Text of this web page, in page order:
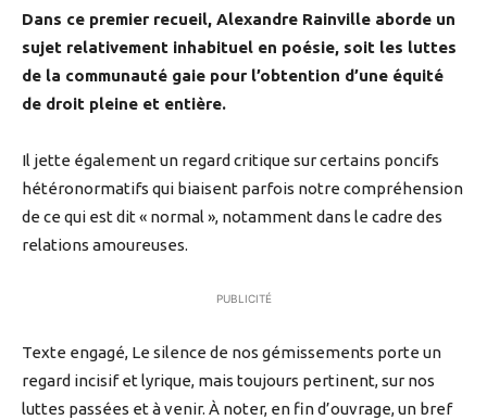
Dans ce premier recueil, Alexandre Rainville aborde un
sujet relativement inhabituel en poésie, soit les luttes
de la communauté gaie pour l’obtention d’une équité
de droit pleine et entière.
Il jette également un regard critique sur certains poncifs
hétéronormatifs qui biaisent parfois notre compréhension
de ce qui est dit « normal », notamment dans le cadre des
relations amoureuses.
PUBLICITÉ
Texte engagé, Le silence de nos gémissements porte un
regard incisif et lyrique, mais toujours pertinent, sur nos
luttes passées et à venir. À noter, en fin d’ouvrage, un bref